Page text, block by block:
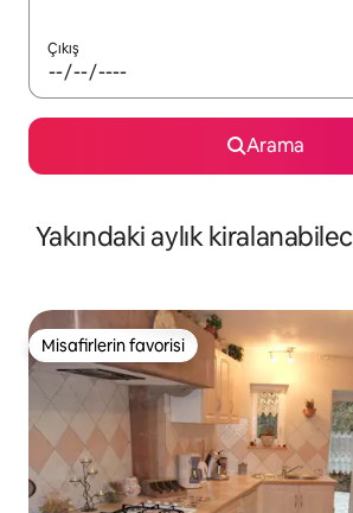
Çıkış
Arama
Yakındaki aylık
Misafirlerin favorisi
Misafirlerin favorisi